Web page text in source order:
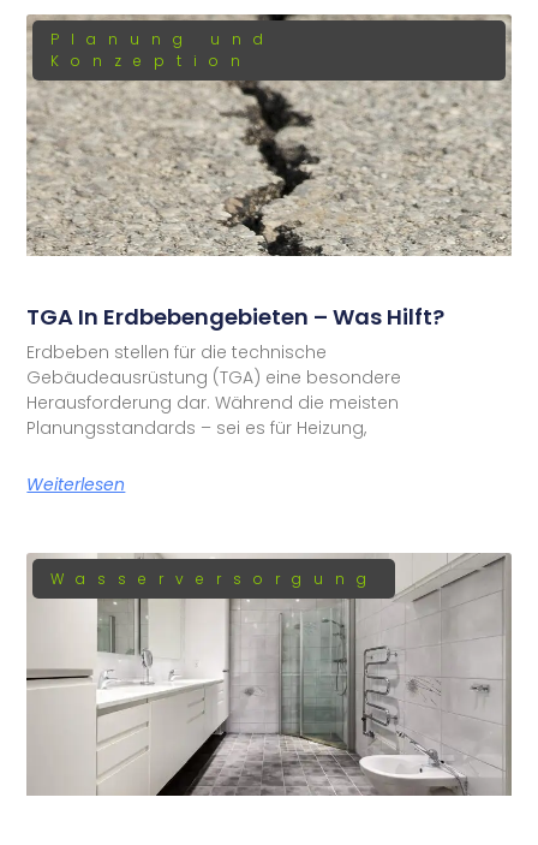
Planung und
Konzeption
TGA In Erdbebengebieten – Was Hilft?
Erdbeben stellen für die technische
Gebäudeausrüstung (TGA) eine besondere
Herausforderung dar. Während die meisten
Planungsstandards – sei es für Heizung,
Weiterlesen
Wasserversorgung